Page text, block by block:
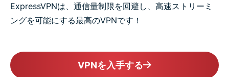
ExpressVPNは、通信量制限を回避し、高速ストリーミ
ングを可能にする最高のVPNです！
VPNを入手する